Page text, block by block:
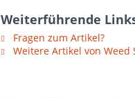
Weiterführende
Fragen zum Artikel?
Weitere Artikel von Weed